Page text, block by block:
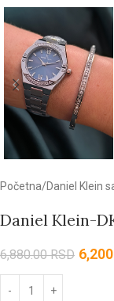
Početna Daniel Klein
Daniel Klein-
6,880.00RSD